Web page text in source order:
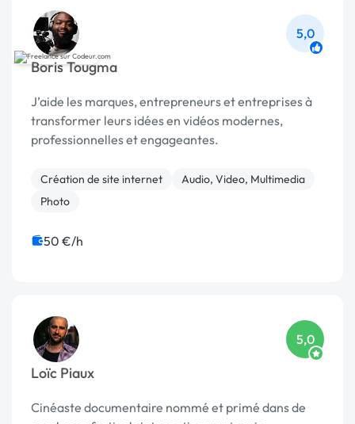
Boris Tougma
5,0
J’aide les marques, entrepreneurs et entreprises à
transformer leurs idées en vidéos modernes,
professionnelles et engageantes.
Création de site internet
Audio, Video, Multimedia
Photo
50 €/h
Loïc Piaux
5,0
Cinéaste documentaire nommé et primé dans de